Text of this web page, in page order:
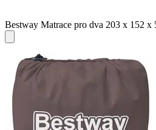
Bestway Matrace pro dva 203 x 152 x